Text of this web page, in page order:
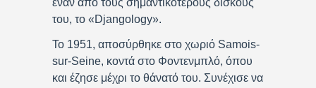
του, το «Djangology».
Το 1951, αποσύρθηκε στο χωριό Samois-
sur-Seine, κοντά στο Φοντενμπλό, όπου
και έζησε μέχρι το θάνατό του. Συνέχισε να